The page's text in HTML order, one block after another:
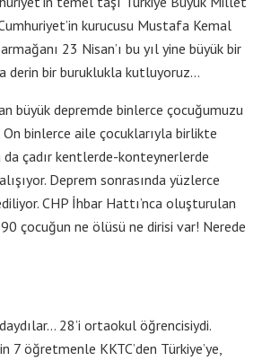
kurucusu Mustafa Kemal
23 Nisan’ı bu yıl yine büyük bir
derin bir buruklukla kutluyoruz…
büyük depremde binlerce çocuğumuzu
binlerce aile çocuklarıyla birlikte
çadır kentlerde-konteynerlerde
Deprem sonrasında yüzlerce
CHP İhbar Hattı’nca oluşturulan
çocuğun ne ölüsü ne dirisi var! Nerede
28’i ortaokul öğrencisiydi.
7 öğretmenle KKTC’den Türkiye’ye,